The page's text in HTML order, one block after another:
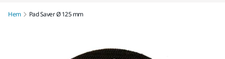
Hem Pad Saver Ø 125 mm